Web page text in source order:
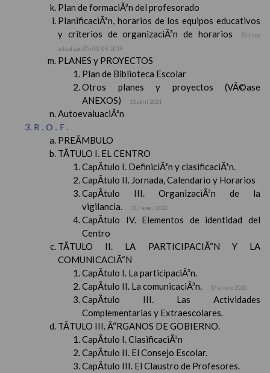
Plan de formaciÃ³n del profesorado
PlanificaciÃ³n, horarios de los equipos educativos
y criterios de organizaciÃ³n de horarios
Ãšltima
actualizaciÃ³n 04/ 09/ 2019
PLANES y PROYECTOS
Plan de Biblioteca Escolar
Otros planes y proyectos (VÃ©ase
ANEXOS)
13 abril 2021
AutoevaluaciÃ³n
R.O.F.
PREÃMBULO
TÃTULO I. EL CENTRO
CapÃ­tulo I. DefiniciÃ³n y clasificaciÃ³n.
CapÃ­tulo II. Jornada, Calendario y Horarios
CapÃ­tulo III. OrganizaciÃ³n de la
vigilancia.
31 / ene / 2020
CapÃ­tulo IV. Elementos de identidad del
Centro
TÃTULO II. LA PARTICIPACIÃ“N Y LA
COMUNICACIÃ“N
CapÃ­tulo I. La participaciÃ³n.
CapÃ­tulo II. La comunicaciÃ³n.
17 enero 2020
CapÃ­tulo III. Las Actividades
Complementarias y Extraescolares.
TÃTULO III. Ã“RGANOS DE GOBIERNO.
CapÃ­tulo I. ClasificaciÃ³n
CapÃ­tulo II. El Consejo Escolar.
CapÃ­tulo III. El Claustro de Profesores.